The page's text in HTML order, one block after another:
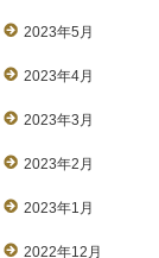
2023年5月
2023年4月
2023年3月
2023年2月
2023年1月
2022年12月